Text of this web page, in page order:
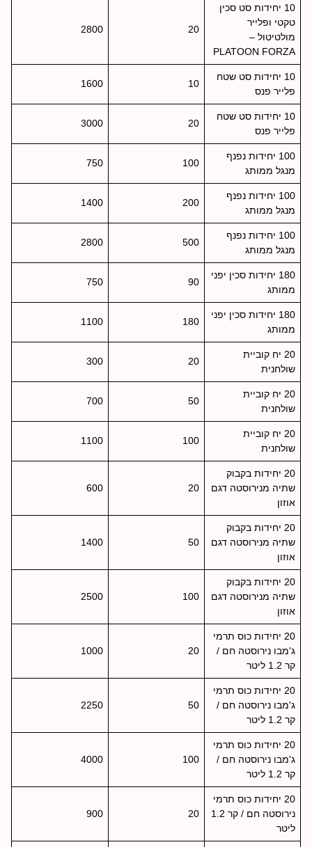
10 יחידות סט סכין
טקטי ופלייר
מולטיטול –
PLATOON FORZA
20
2800
10 יחידות סט שטח
פלייר פנס
10
1600
10 יחידות סט שטח
פלייר פנס
20
3000
100 יחידות נפנף
מנגל ממותג
100
750
100 יחידות נפנף
מנגל ממותג
200
1400
100 יחידות נפנף
מנגל ממותג
500
2800
180 יחידות סכין יפני
ממותג
90
750
180 יחידות סכין יפני
ממותג
180
1100
20 יח קוביית
שולחנית
20
300
20 יח קוביית
שולחנית
50
700
20 יח קוביית
שולחנית
100
1100
20 יחידות בקבוק
שתיה מנירוסטה דגם
אוזון
20
600
20 יחידות בקבוק
שתיה מנירוסטה דגם
אוזון
50
1400
20 יחידות בקבוק
שתיה מנירוסטה דגם
אוזון
100
2500
20 יחידות כוס תרמי
ג'מבו נירוסטה חם /
קר 1.2 ליטר
20
1000
20 יחידות כוס תרמי
ג'מבו נירוסטה חם /
קר 1.2 ליטר
50
2250
20 יחידות כוס תרמי
ג'מבו נירוסטה חם /
קר 1.2 ליטר
100
4000
20 יחידות כוס תרמי
נירוסטה חם / קר 1.2
ליטר
20
900